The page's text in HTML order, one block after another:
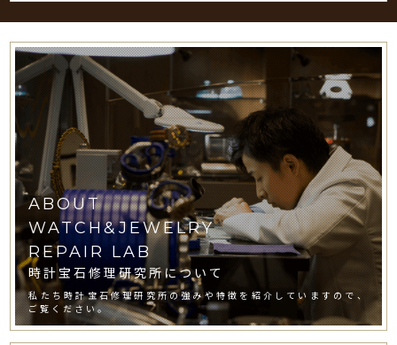
ABOUT
WATCH&JEWELRY
REPAIR LAB
時計宝石修理研究所について
私たち時計宝石修理研究所の強みや特徴を紹介していますので、
ご覧ください。